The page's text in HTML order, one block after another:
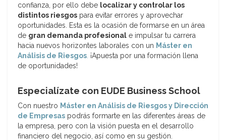
confianza, por ello debe localizar y controlar los
distintos riesgos para evitar errores y aprovechar
oportunidades. Esta es la ocasión de formarse en un área
de gran demanda profesional e impulsar tu carrera
hacia nuevos horizontes laborales con un Máster en
Análisis de Riesgos. ¡Apuesta por una formación llena
de oportunidades!
Especialízate con EUDE Business School
Con nuestro Máster en Análisis de Riesgos y Dirección
de Empresas podrás formarte en las diferentes áreas de
la empresa, pero con la visión puesta en el desarrollo
financiero del negocio, así como en su gestión.